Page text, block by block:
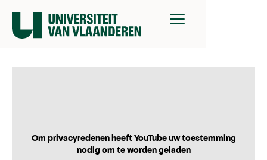
Om privacyredenen heeft YouTube uw toestemming
nodig om te worden geladen